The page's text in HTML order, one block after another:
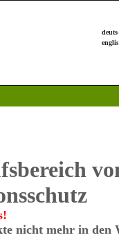
nicht mehr in den